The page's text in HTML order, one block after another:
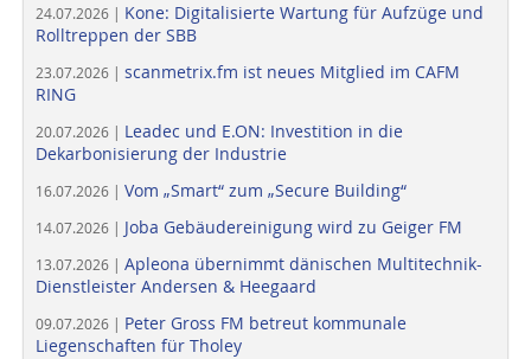
24.07.2026 | Kone: Digitalisierte Wartung für Aufzüge und
Rolltreppen der SBB
23.07.2026 | scanmetrix.fm ist neues Mitglied im CAFM
RING
20.07.2026 | Leadec und E.ON: Investition in die
Dekarbonisierung der Industrie
16.07.2026 | Vom „Smart“ zum „Secure Building“
14.07.2026 | Joba Gebäudereinigung wird zu Geiger FM
13.07.2026 | Apleona übernimmt dänischen Multitechnik-
Dienstleister Andersen & Heegaard
09.07.2026 | Peter Gross FM betreut kommunale
Liegenschaften für Tholey